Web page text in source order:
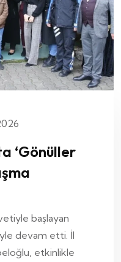
‘Gönüller
başlayan
devam etti. İl
etkinlikle